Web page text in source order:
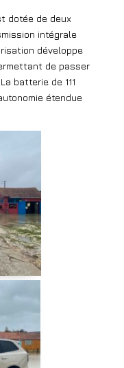
dotée de deux
intégrale
développe
de passer
batterie de 111
étendue